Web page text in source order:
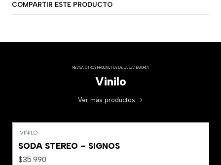
COMPARTIR ESTE PRODUCTO
REVISA OTROS PRODUCTOS DE LA CATEGORÍA
Vinilo
Ver más productos
VINILO
SODA STEREO – SIGNOS
$35.990